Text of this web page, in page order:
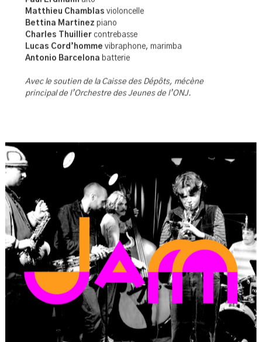
Thomas Mazaudtuba
Lisa Murciaviolon
Paul Erdmannalto
Matthieu Chamblas violoncelle
Bettina Martinezpiano
Charles Thuilliercontrebasse
Antonio Barcelona batterie